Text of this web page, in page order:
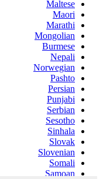
Maltese
Maori
Marathi
Mongolian
Burmese
Nepali
Norwegian
Pashto
Persian
Punjabi
Serbian
Sesotho
Sinhala
Slovak
Slovenian
Somali
Samoan